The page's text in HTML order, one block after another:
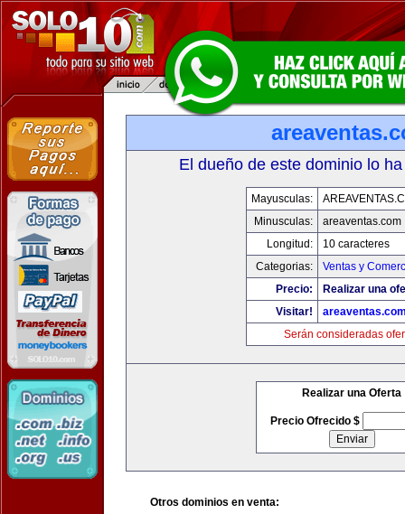
El dueño de este dominio lo
Mayusculas:
Minusculas:
areaventas.com
Longitud:
10 caracteres
Categorias:
Ventas y
Precio:
Realizar una
Visitar!
Serán consideradas
Realizar una Oferta
Precio Ofrecido $
Otros dominios en venta: